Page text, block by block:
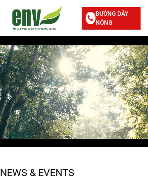
ĐƯỜNG DÂY
NÓNG
NEWS & EVENTS